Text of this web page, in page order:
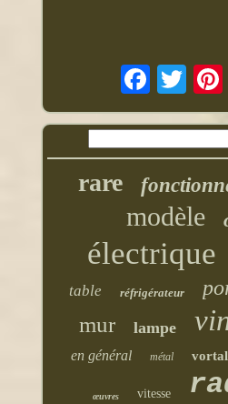
rare
modèle
électrique
table réfrigérateur
mur lampe
en général métal
œuvres vitesse